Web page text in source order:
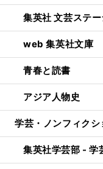
集英社 文芸ステ
web 集英社文庫
青春と読書
アジア人物史
学芸・ノンフィクシ
集英社学芸部 - 学